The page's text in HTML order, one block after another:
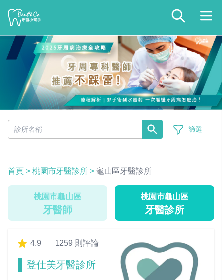
篩選
首頁 > 桃園市牙醫診所 > 龜山區牙醫診所
桃園市龜山區
牙醫師
桃園市龜山區
牙醫診所
4.9 1259 則評論
登仕美牙醫診所